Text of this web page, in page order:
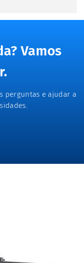
Vamos
perguntas e ajudar a